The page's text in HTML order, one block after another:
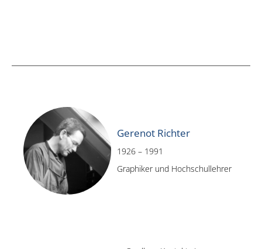
Gerenot Richter
1926 – 1991
Graphiker und Hochschullehrer